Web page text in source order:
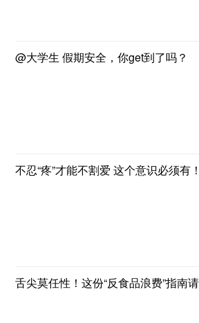
@大学生 假期安全，你get到了吗？
不忍“疼”才能不割爱 这个意识必须有！
舌尖莫任性！这份“反食品浪费”指南